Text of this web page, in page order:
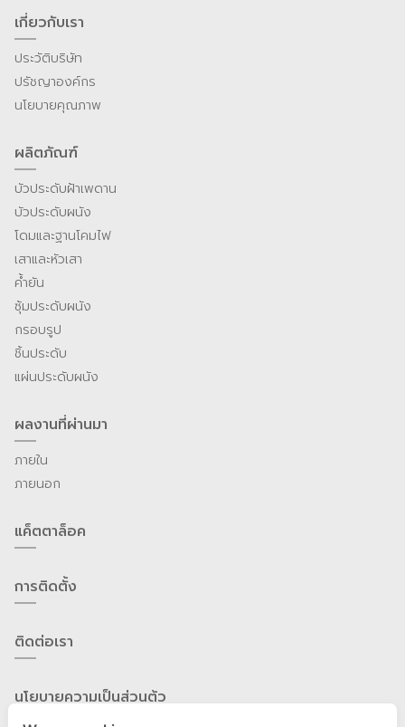
เกี่ยวกับเรา
ประวัติบริษัท
ปรัชญาองค์กร
นโยบายคุณภาพ
ผลิตภัณฑ์
บัวประดับฝ้าเพดาน
บัวประดับผนัง
โดมและฐานโคมไฟ
เสาและหัวเสา
ค้ำยัน
ซุ้มประดับผนัง
กรอบรูป
ชิ้นประดับ
แผ่นประดับผนัง
ผลงานที่ผ่านมา
ภายใน
ภายนอก
แค็ตตาล็อค
การติดตั้ง
ติดต่อเรา
นโยบายความเป็นส่วนต้ว